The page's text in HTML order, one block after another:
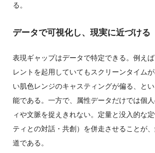
る。
データで可視化し、現実に近づける
表現ギャップはデータで特定できる。例え
レントを起用していてもスクリーンタイム
い肌色レンジのキャスティングが偏る、と
能である。一方で、属性データだけでは個
ィや文脈を捉えきれない。定量と没入的な
ティとの対話・共創）を併走させることが
道である。